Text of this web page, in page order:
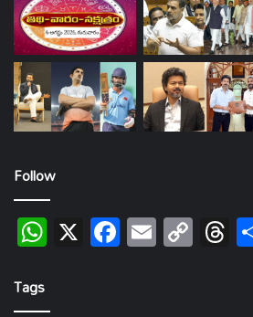
Follow
WhatsApp
X Facebook
Email
Link
Tags